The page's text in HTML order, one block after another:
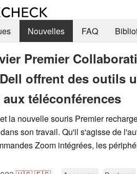
Nouvelles FAQ
Premier
offrent des outils
téléconférences
la nouvelle souris Premier
son travail. Qu'il s'agisse de
Zoom intégrées, les